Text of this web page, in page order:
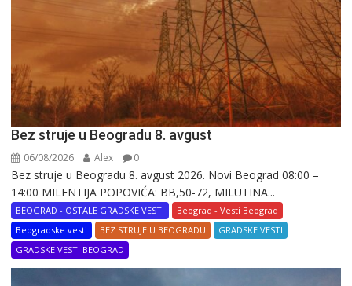
Bez struje u Beogradu 8. avgust
06/08/2026 Alex 0
Bez struje u Beogradu 8. avgust 2026. Novi Beograd 08:00 –
14:00 MILENTIJA POPOVIĆA: BB,50-72, MILUTINA...
BEOGRAD - OSTALE GRADSKE VESTI
Beograd - Vesti Beograd
Beogradske vesti
BEZ STRUJE U BEOGRADU
GRADSKE VESTI
GRADSKE VESTI BEOGRAD